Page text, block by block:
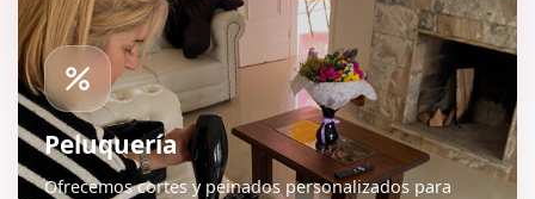
Peluquería
Ofrecemos cortes y peinados personalizados para